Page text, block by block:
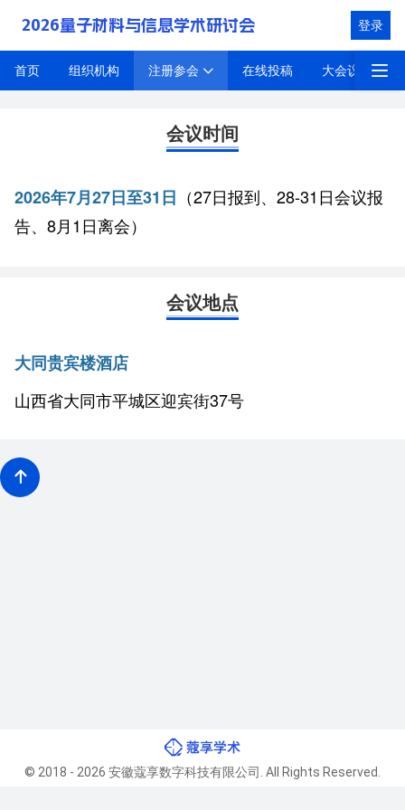
2026量子材料与信息学术研讨会 登录
首页 组织机构 注册参会 在线投稿 大会议程
会议时间
2026年7月27日至31日 （27日报到、28-31日会议报
告、8月1日离会）
会议地点
大同贵宾楼酒店
山西省大同市平城区迎宾街37号
© 2018 - 2026 安徽蔻享数字科技有限公司. All Rights Reserved.